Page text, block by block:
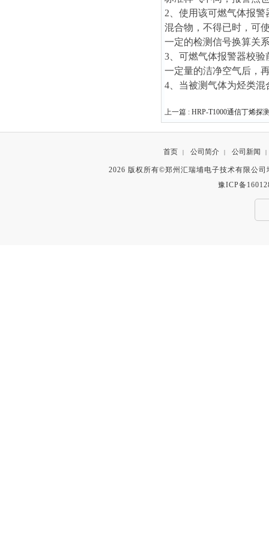
2、使用该可燃气体报
混合物，不得已时，可
一定的检测信号换算关
3、可燃气体报警器校
一定量的洁净空气后，
4、当被测气体为烃类混
上一篇 : HRP-T1000通信丁烯探
首页 | 公司简介 | 公司新闻 |
2026 版权所有©郑州汇瑞埔电子技术有限公
豫ICP备